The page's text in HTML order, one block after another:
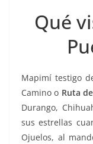
c
o
o
k
itt
er
Qué
Mapimí testigo
Camino o Ruta
Durango,
sus estrellas
Ojuelos, al